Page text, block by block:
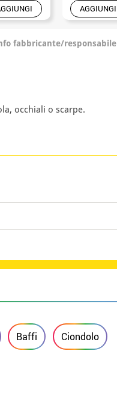
AGGIUNGI
fabbricante/responsabile
occhiali o scarpe.
Baffi Ciondolo